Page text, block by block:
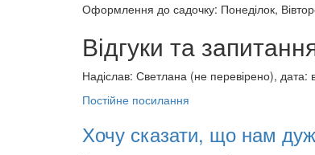
Оформлення до садочку: Понеділок,
Відгуки та
Надіслав: Светлана (не перевірено), дата:
Постійне посилання
Хочу сказати, що нам